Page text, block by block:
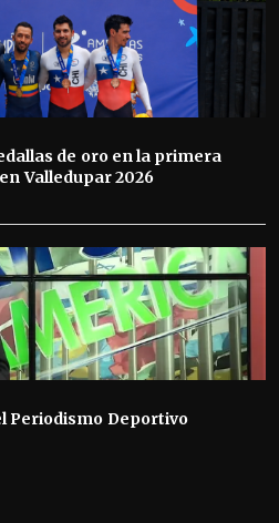
de oro en la primera
Valledupar 2026
Periodismo Deportivo